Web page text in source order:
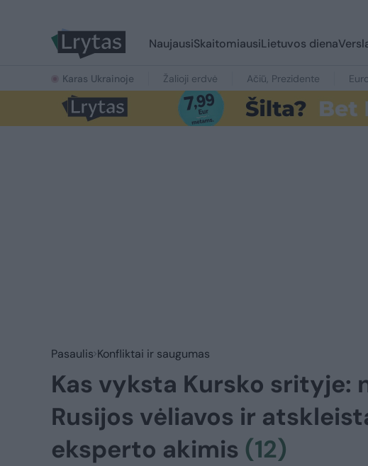
NaujausiSkaitomiausiLietuvos diena
Karas Ukrainoje Žalioji erdvė Ačiū, Prezidente
Pasaulis Konfliktai ir saugumas
Kas vyksta Kursko srityje:
Rusijos vėliavos ir
eksperto akimis (12)